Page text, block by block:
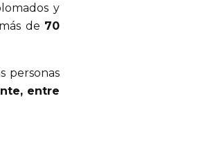
y
de 70
personas
entre